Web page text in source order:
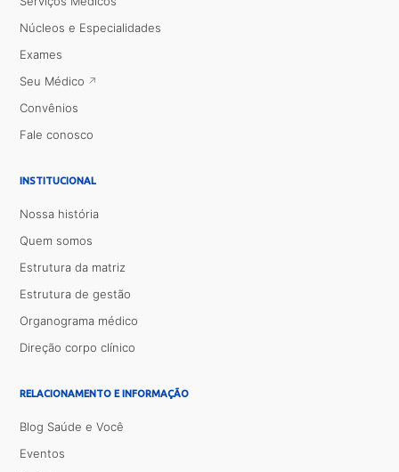
Núcleos e Especialidades
Exames
Seu Médico
Convênios
Fale conosco
INSTITUCIONAL
Nossa história
Quem somos
Estrutura da matriz
Estrutura de gestão
Organograma médico
Direção corpo clínico
RELACIONAMENTO E INFORMAÇÃO
Blog Saúde e Você
Eventos